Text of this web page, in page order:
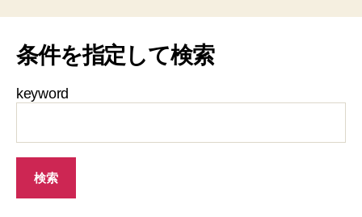
条件を指定して検索
keyword